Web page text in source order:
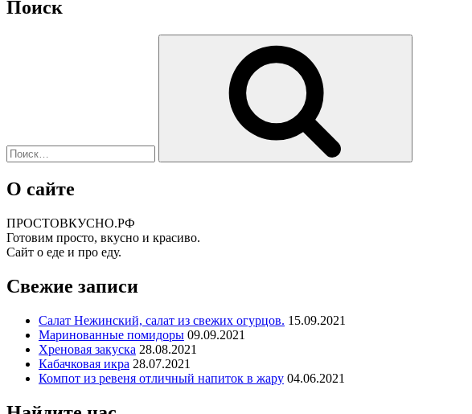
Поиск
О сайте
ПРОСТОВКУСНО.РФ
Готовим просто, вкусно и красиво.
Сайт о еде и про еду.
Свежие записи
Салат Нежинский, салат из свежих огурцов. 15.09.2021
Маринованные помидоры 09.09.2021
Хреновая закуска 28.08.2021
Кабачковая икра 28.07.2021
Компот из ревеня отличный напиток в жару 04.06.2021